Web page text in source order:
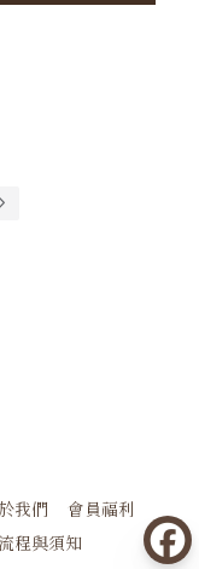
我們
會員福利
程與須知